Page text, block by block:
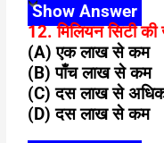
Show Answer
12. मिलियन सिटी
(A) एक लाख से कम
(B) पाँच लाख से कम
(C) दस लाख से
(D) दस लाख से कम